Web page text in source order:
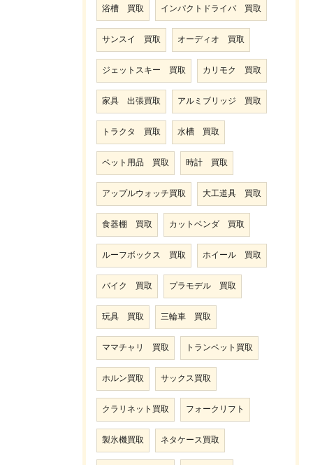
浴槽 買取 インパクトドライバ 買取
サンスイ 買取 オーディオ 買取
ジェットスキー 買取 カリモク 買取
家具 出張買取 アルミブリッジ 買取
トラクタ 買取 水槽 買取
ペット用品 買取 時計 買取
アップルウォッチ買取 大工道具 買取
食器棚 買取 カットベンダ 買取
ルーフボックス 買取 ホイール 買取
バイク 買取 プラモデル 買取
玩具 買取 三輪車 買取
ママチャリ 買取 トランペット買取
ホルン買取 サックス買取
クラリネット買取 フォークリフト
製氷機買取 ネタケース買取